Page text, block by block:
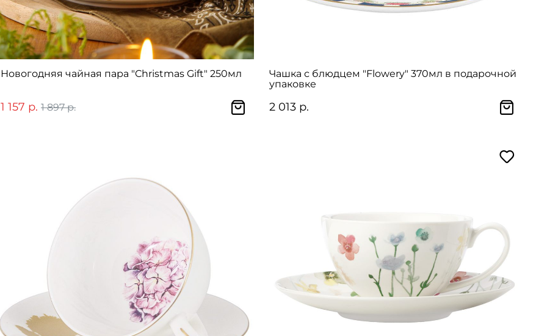
Новогодняя чайная пара "Christmas Gift" 250мл
1 157 р. 1 897 р.
Чашка с блюдцем "Flowery" 370мл в подарочной
упаковке
2 013 р.